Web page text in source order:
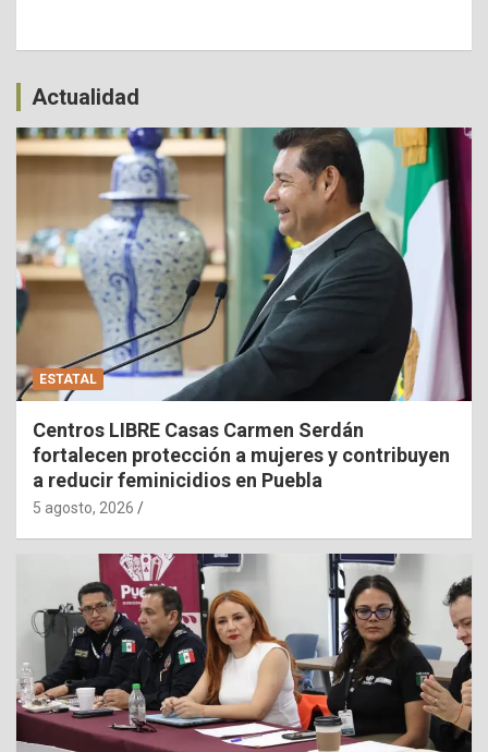
Actualidad
ESTATAL
Centros LIBRE Casas Carmen Serdán
fortalecen protección a mujeres y contribuyen
a reducir feminicidios en Puebla
5 agosto, 2026